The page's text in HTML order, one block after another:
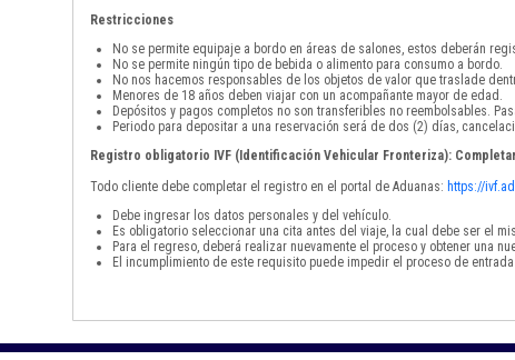
Restricciones
No se permite equipaje a bordo en áreas de salones, estos deberán
No se permite ningún tipo de bebida o alimento para consumo a bordo.
No nos hacemos responsables de los objetos de valor que traslade
Menores de 18 años deben viajar con un acompañante mayor de edad.
Depósitos y pagos completos no son transferibles no reembolsables.
Periodo para depositar a una reservación será de dos (2) días,
Registro obligatorio IVF (Identificación Vehicular Fronteriza):
Todo cliente debe completar el registro en el portal de Aduanas: https://
Debe ingresar los datos personales y del vehículo.
Es obligatorio seleccionar una cita antes del viaje, la cual debe ser el
Para el regreso, deberá realizar nuevamente el proceso y obtener una
El incumplimiento de este requisito puede impedir el proceso de